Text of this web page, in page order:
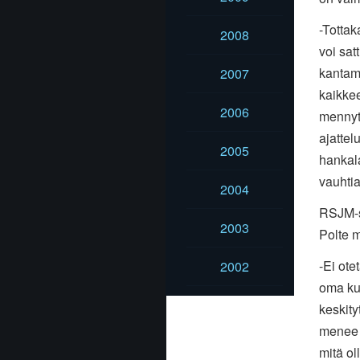
2008
2007
2006
2005
2004
2003
2002
-
voi
Polte
-Ei
oma
mitä